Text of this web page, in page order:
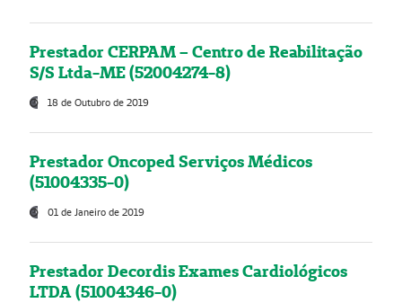
Prestador CERPAM – Centro de Reabilitação
S/S Ltda-ME (52004274-8)
18 de Outubro de 2019
Prestador Oncoped Serviços Médicos
(51004335-0)
01 de Janeiro de 2019
Prestador Decordis Exames Cardiológicos
LTDA (51004346-0)